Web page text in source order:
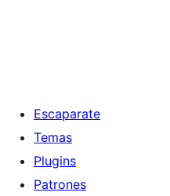
Escaparate
Temas
Plugins
Patrones